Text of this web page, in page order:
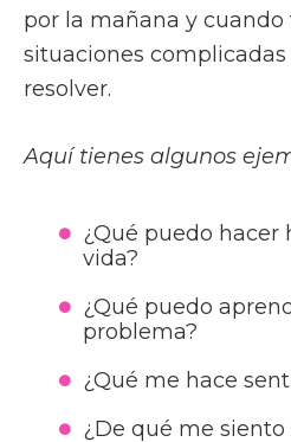
por la mañana y cuando
situaciones
resolver.
Aquí tienes algunos
¿Qué puedo hacer
vida?
¿Qué puedo
problema?
¿Qué me hace
¿De qué me